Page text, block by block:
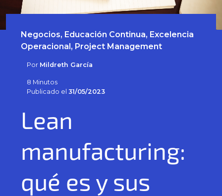
Negocios, Educación Continua, Excelencia
Operacional, Project Management
Por Mildreth García
8 Minutos
Publicado el 31/05/2023
Lean
manufacturing:
qué es y sus